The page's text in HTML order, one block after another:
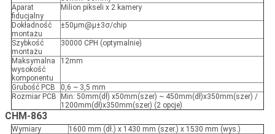
Aparat
fiducjalny
Milion pikseli x 2 kamery
Dokładność
montażu
±50μm@μ±3σ/chip
Szybkość
montażu
30000 CPH (optymalnie)
Maksymalna
wysokość
komponentu
12mm
Grubość PCB
0,6 ~ 3,5 mm
Rozmiar PCB
Min: 50mm(dł) x50mm(szer) ~ 450mm(dł)x350mm(szer) /
1200mm(dł)x350mm(szer) (2 opcje)
CHM-863
Wymiary
1600 mm (dł.) x 1430 mm (szer.) x 1530 mm (wys.)